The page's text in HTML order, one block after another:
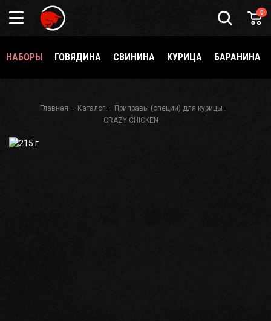
0
НАБОРЫ ГОВЯДИНА СВИНИНА КУРИЦА БАРАНИНА
Подарочный
сертификат
и
Главная Каталог
Приправы (специи) для курицы
CRAZY CHICKEN